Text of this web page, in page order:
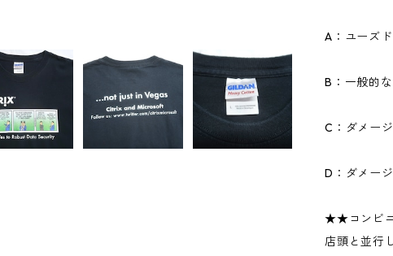
A：ユーズ
B：一般的
C：ダメー
D：ダメー
★★コンビ
店頭と並行